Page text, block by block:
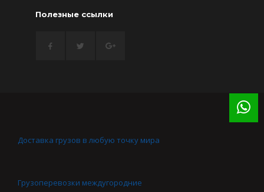
Полезные ссылки
Доставка грузов в любую точку мира
Грузоперевозки междугородние